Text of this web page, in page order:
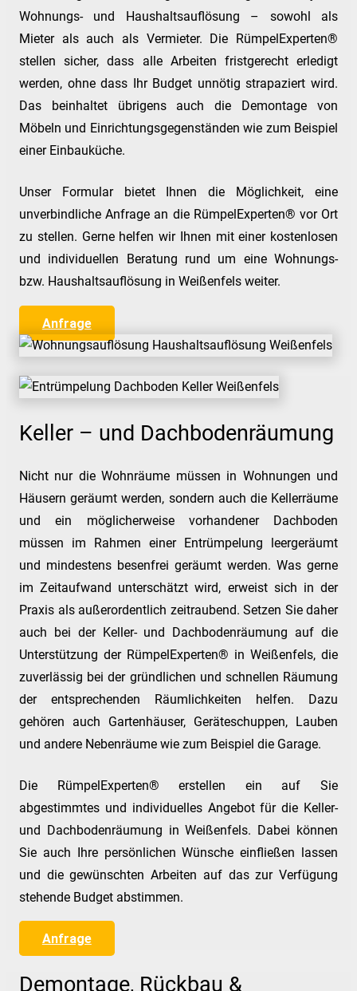
Wohnungs- und Haushaltsauflösung – sowohl als
Mieter als auch als Vermieter. Die RümpelExperten®
stellen sicher, dass alle Arbeiten fristgerecht erledigt
werden, ohne dass Ihr Budget unnötig strapaziert wird.
Das beinhaltet übrigens auch die Demontage von
Möbeln und Einrichtungsgegenständen wie zum Beispiel
einer Einbauküche.
Unser Formular bietet Ihnen die Möglichkeit, eine
unverbindliche Anfrage an die RümpelExperten® vor Ort
zu stellen. Gerne helfen wir Ihnen mit einer kostenlosen
und individuellen Beratung rund um eine Wohnungs-
bzw. Haushaltsauflösung in Weißenfels weiter.
Anfrage
Keller – und Dachbodenräumung
Nicht nur die Wohnräume müssen in Wohnungen und
Häusern geräumt werden, sondern auch die Kellerräume
und ein möglicherweise vorhandener Dachboden
müssen im Rahmen einer Entrümpelung leergeräumt
und mindestens besenfrei geräumt werden. Was gerne
im Zeitaufwand unterschätzt wird, erweist sich in der
Praxis als außerordentlich zeitraubend. Setzen Sie daher
auch bei der Keller- und Dachbodenräumung auf die
Unterstützung der RümpelExperten® in Weißenfels, die
zuverlässig bei der gründlichen und schnellen Räumung
der entsprechenden Räumlichkeiten helfen. Dazu
gehören auch Gartenhäuser, Geräteschuppen, Lauben
und andere Nebenräume wie zum Beispiel die Garage.
Die RümpelExperten® erstellen ein auf Sie
abgestimmtes und individuelles Angebot für die Keller-
und Dachbodenräumung in Weißenfels. Dabei können
Sie auch Ihre persönlichen Wünsche einfließen lassen
und die gewünschten Arbeiten auf das zur Verfügung
stehende Budget abstimmen.
Anfrage
Demontage, Rückbau &